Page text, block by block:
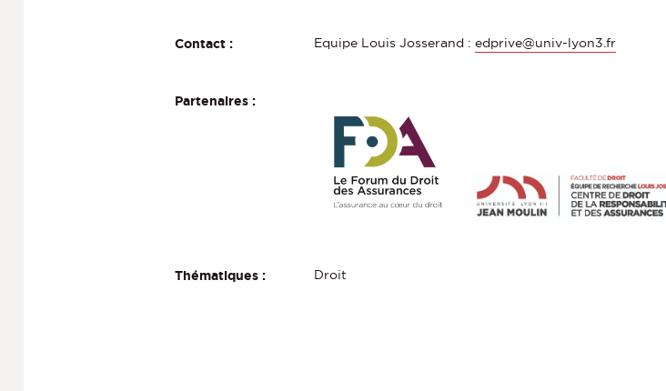
Contact : Equipe Louis Josserand :edprive@univ-lyon3.fr
Partenaires :
Thématiques : Droit